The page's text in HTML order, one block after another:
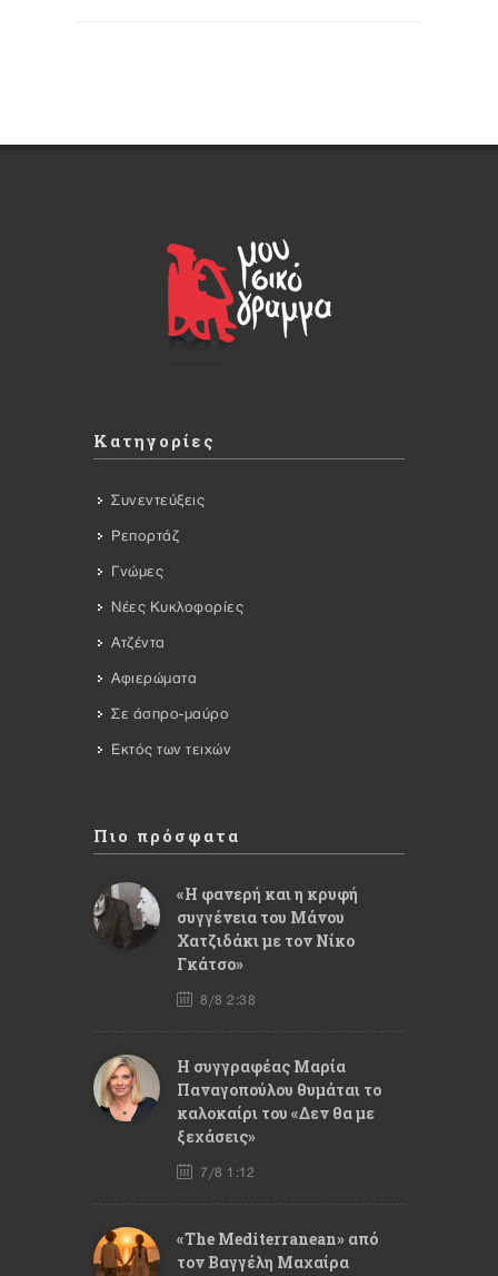
Κατηγορίες
Συνεντεύξεις
Ρεπορτάζ
Γνώμες
Νέες Κυκλοφορίες
Ατζέντα
Αφιερώματα
Σε άσπρο-μαύρο
Εκτός των τειχών
Πιο πρόσφατα
«Η φανερή και η κρυφή
συγγένεια του Μάνου
Χατζιδάκι με τον Νίκο
Γκάτσο»
8/8 2:38
Η συγγραφέας Μαρία
Παναγοπούλου θυμάται το
καλοκαίρι του «Δεν θα με
ξεχάσεις»
7/8 1:12
«The Mediterranean» από
τον Βαγγέλη Μαχαίρα